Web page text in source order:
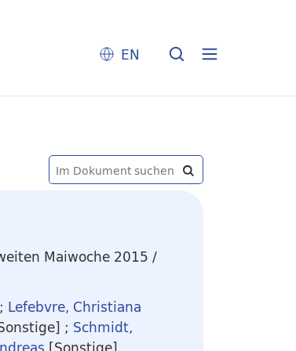
EN
Maiwoche 2015 /
; Lefebvre, Christiana
; Schmidt,